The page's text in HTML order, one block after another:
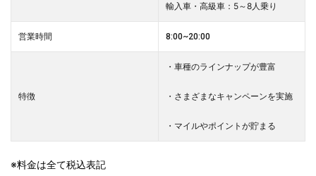
輸入車・高級車：5～8人乗り
営業時間 8:00~20:00
特徴
・車種のラインナップが豊富
・さまざまなキャンペーンを実施
・マイルやポイントが貯まる
※料金は全て税込表記